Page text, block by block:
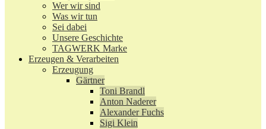
Wer wir sind
Was wir tun
Sei dabei
Unsere Geschichte
TAGWERK Marke
Erzeugen & Verarbeiten
Erzeugung
Gärtner
Toni Brandl
Anton Naderer
Alexander Fuchs
Sigi Klein